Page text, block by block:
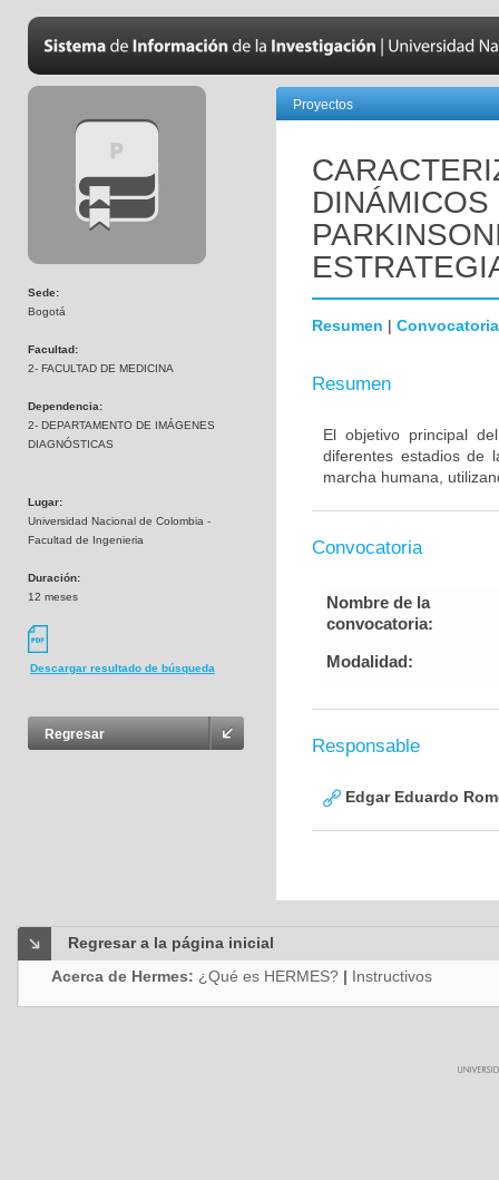
Sede:
Bogotá
Facultad:
2- FACULTAD DE MEDICINA
Dependencia:
2- DEPARTAMENTO DE IMÁGENES
DIAGNÓSTICAS
Lugar:
Universidad Nacional de Colombia -
Facultad de Ingenieria
Duración:
12 meses
Descargar resultado de búsqueda
Regresar
Proyectos
Resumen | Convocatoria
Resumen
El objetivo principal
diferentes estadios de
marcha humana,
Convocatoria
Nombre de la
convocatoria:
Modalidad:
Responsable
Edgar Eduardo
Regresar a la página inicial
Acerca de Hermes: ¿Qué es HERMES? | Instructivos